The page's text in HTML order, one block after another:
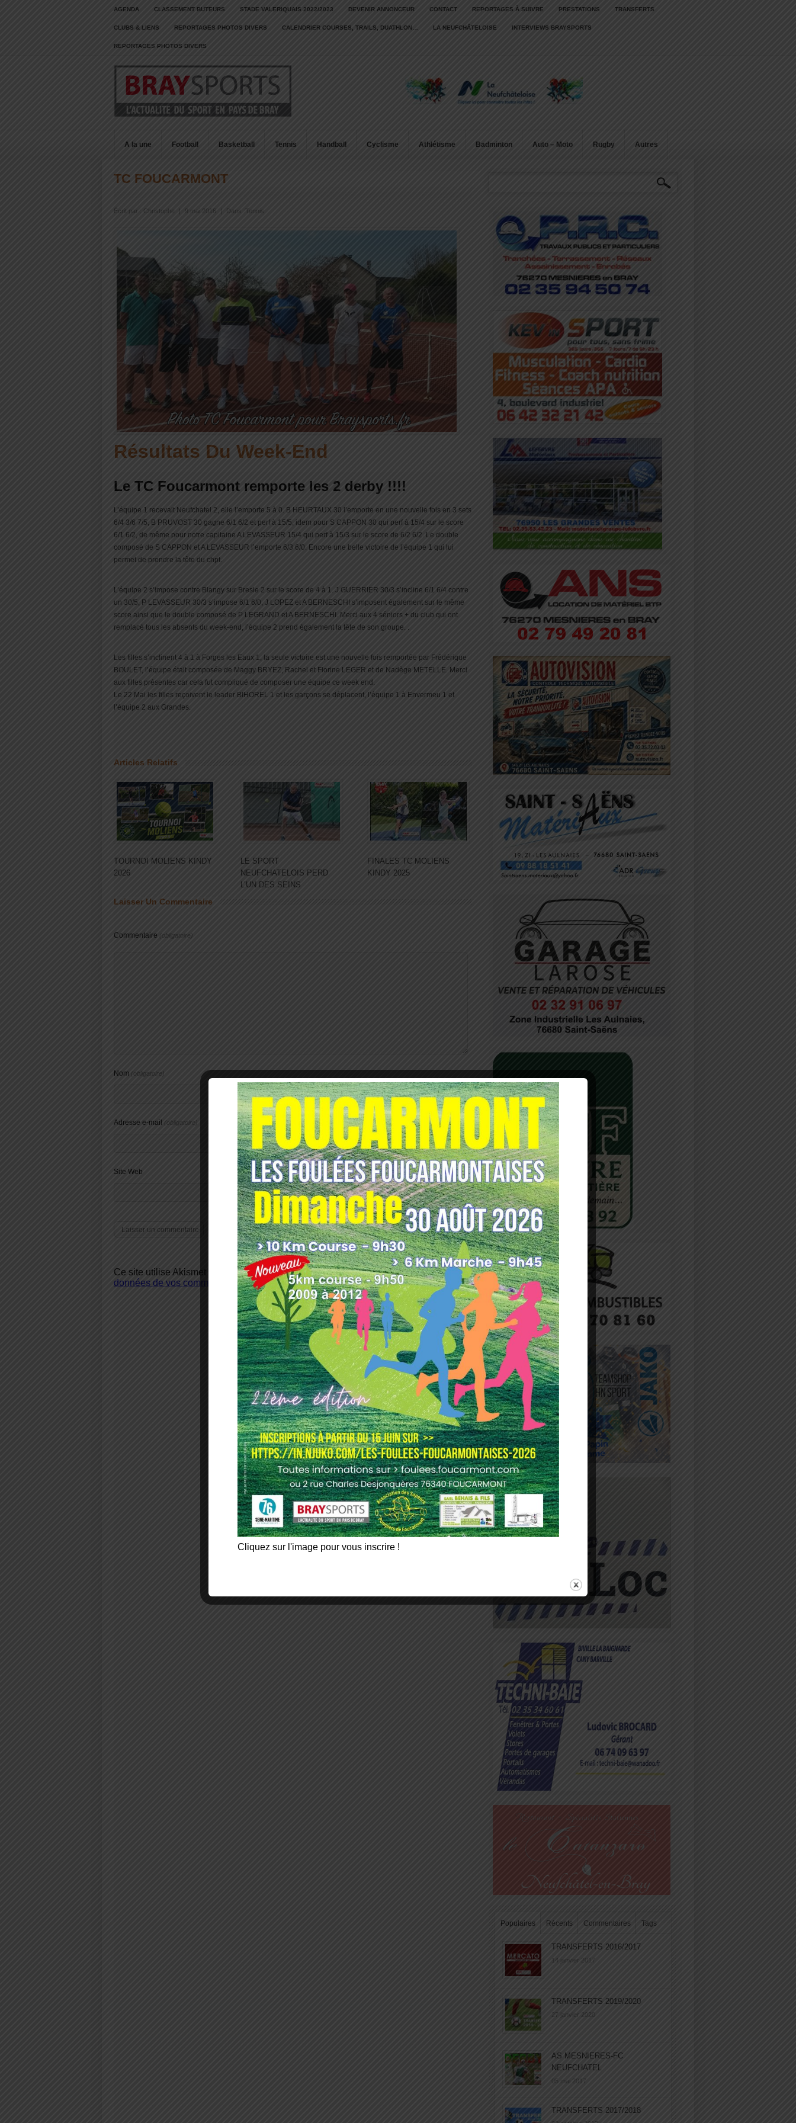
AGENDA CLASSEMENT BUTEURS STADE VALERIQUAIS 2022/2023 DEVENIR ANNONCEUR CONTACT REPORTAGES À SUIVRE PRESTATIONS TRANSFERTS
CLUBS & LIENS REPORTAGES PHOTOS DIVERS CALENDRIER COURSES, TRAILS, DUATHLON… LA NEUFCHÂTELOISE INTERVIEWS BRAYSPORTS
REPORTAGES PHOTOS DIVERS
A la une Football Basketball Tennis Handball Cyclisme Athlétisme Badminton Auto – Moto Rugby Autres
TC FOUCARMONT
Écrit par : Christophe 9 mai 2016 Dans :Tennis
Résultats Du Week-End
Le TC Foucarmont remporte les 2 derby !!!!
L’équipe 1 recevait Neufchatel 2, elle l’emporte 5 à 0. B HEURTAUX 30 l’emporte en une nouvelle fois en 3 sets
6/4 3/6 7/5, B PRUVOST 30 gagne 6/1 6/2 et perf à 15/5, idem pour S CAPPON 30 qui perf à 15/4 sur le score
6/1 6/2, de même pour notre capitaine A LEVASSEUR 15/4 qui perf à 15/3 sur le score de 6/2 6/2. Le double
composé de S CAPPON et A LEVASSEUR l’emporte 6/3 6/0. Encore une belle victoire de l’équipe 1 qui lui
permet de prendre la tête du chpt.
L’équipe 2 s’impose contre Blangy sur Bresle 2 sur le score de 4 à 1. J GUERRIER 30/3 s’incline 6/1 6/4 contre
un 30/5, P LEVASSEUR 30/3 s’impose 6/1 6/0, J LOPEZ et A BERNESCHI s’imposent également sur le même
score ainsi que le double composé de P LEGRAND et A BERNESCHI. Merci aux 4 séniors + du club qui ont
remplacé tous les absents du week-end, l’équipe 2 prend également la tête de son groupe. .
Les filles s’inclinent 4 à 1 à Forges les Eaux 1, la seule victoire est une nouvelle fois remportée par Frédérique
BOULET, l’équipe était composée de Maggy BRYEZ, Rachel et Florine LEGER et de Nadège METELLE. Merci
aux filles présentes car cela fut compliqué de composer une équipe ce week end.
Le 22 Mai les filles reçoivent le leader BIHOREL 1 et les garçons se déplacent, l’équipe 1 à Envermeu 1 et
l’équipe 2 aux Grandes.
Articles Relatifs
TOURNOI MOLIENS KINDY
2026
LE SPORT
NEUFCHATELOIS PERD
L’UN DES SEINS
FINALES TC MOLIENS
KINDY 2025
Laisser Un Commentaire
Commentaire (obligatoire)
Nom (obligatoire)
Adresse e-mail (obligatoire)
Site Web
Ce site utilise Akismet pour réduire les indésirables.En savoir plus sur comment les
données de vos commentaires sont utilisées.
Populaires Récents Commentaires Tags
TRANSFERTS 2016/2017
14 janvier 2017
TRANSFERTS 2019/2020
27 janvier 2020
AS MESNIERES-FC
NEUFCHATEL
05 mai 2017
TRANSFERTS 2017/2018
Cliquez sur l'image pour vous inscrire !